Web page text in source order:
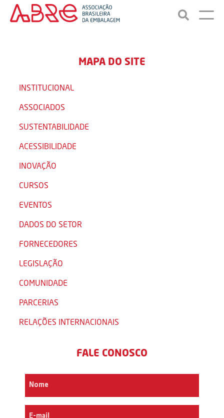
MAPA DO SITE
INSTITUCIONAL
ASSOCIADOS
SUSTENTABILIDADE
ACESSIBILIDADE
INOVAÇÃO
CURSOS
EVENTOS
DADOS DO SETOR
FORNECEDORES
LEGISLAÇÃO
COMUNIDADE
PARCERIAS
RELAÇÕES INTERNACIONAIS
FALE CONOSCO